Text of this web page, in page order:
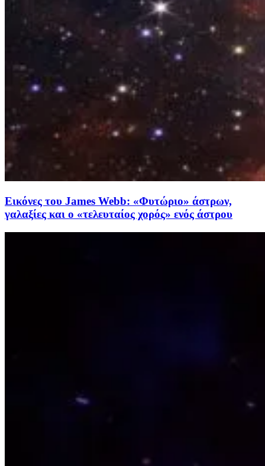
Εικόνες του James Webb: «Φυτώριο» άστρων,
γαλαξίες και ο «τελευταίος χορός» ενός άστρου